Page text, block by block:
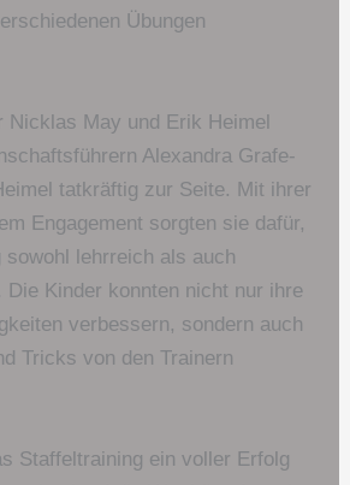
Übungen
Nicklas May und Erik Heimel
Alexandra Grafe-
tatkräftig zur Seite. Mit ihrer
Engagement sorgten sie dafür,
sowohl lehrreich als auch
Die Kinder konnten nicht nur ihre
verbessern, sondern auch
Tricks von den Trainern
Staffeltraining ein voller Erfolg